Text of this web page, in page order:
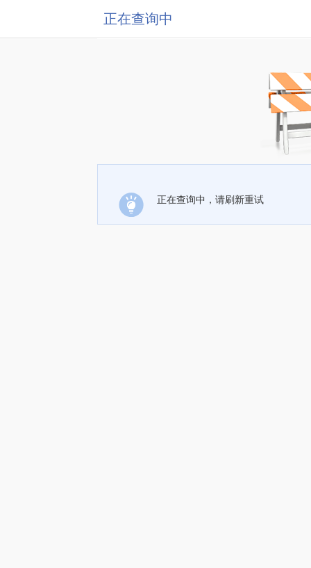
正在查询中
正在查询中，请刷新重试